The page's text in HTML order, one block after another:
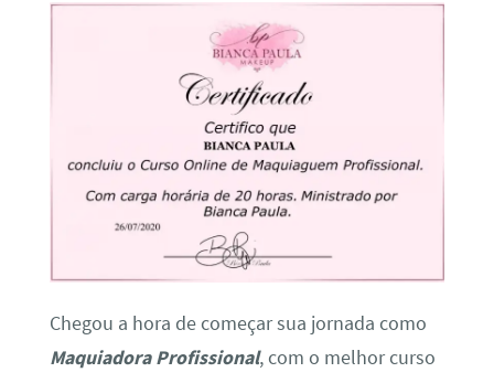
Chegou a hora de começar sua jornada como
Maquiadora Profissional, com o melhor curso